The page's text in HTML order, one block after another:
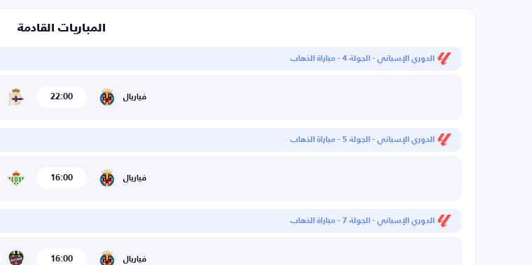
المباريات القادمة
الدوري الإسباني - الجولة 4 - مباراة الذهاب
فياريال 22:00
الدوري الإسباني - الجولة 5 - مباراة الذهاب
فياريال 16:00
الدوري الإسباني - الجولة 7 - مباراة الذهاب
فياريال 16:00